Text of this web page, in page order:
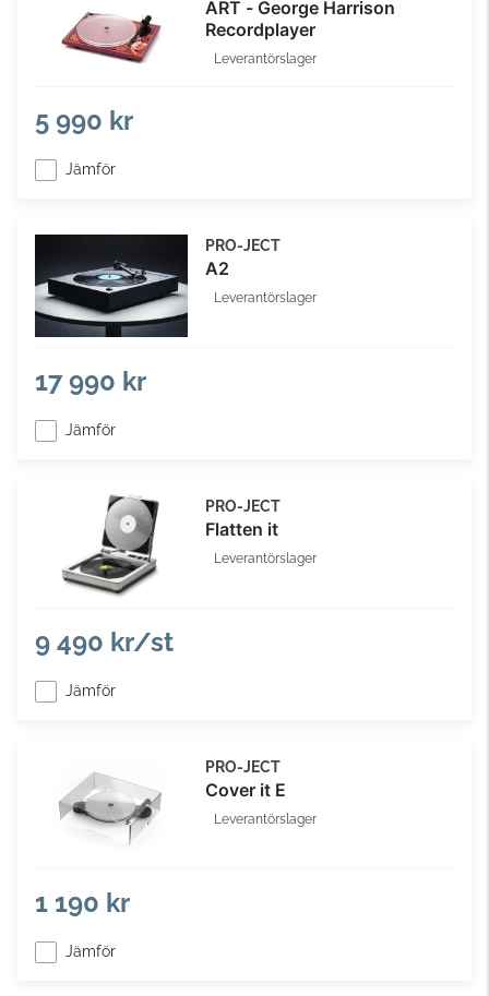
ART - George Harrison
Recordplayer
Leverantörslager
5 990 kr
Jämför
PRO-JECT
A2
Leverantörslager
17 990 kr
Jämför
PRO-JECT
Flatten it
Leverantörslager
9 490 kr/st
Jämför
PRO-JECT
Cover it E
Leverantörslager
1 190 kr
Jämför